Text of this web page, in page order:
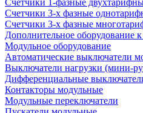
Счетчики 1-фазные
Счетчики 3-х фазные
Счетчики 3-х фазные
Дополнительное оборудование
Модульное оборудование
Автоматические выключатели
Выключатели нагрузки (мини-
Дифференциальные
Контакторы модульные
Модульные переключатели